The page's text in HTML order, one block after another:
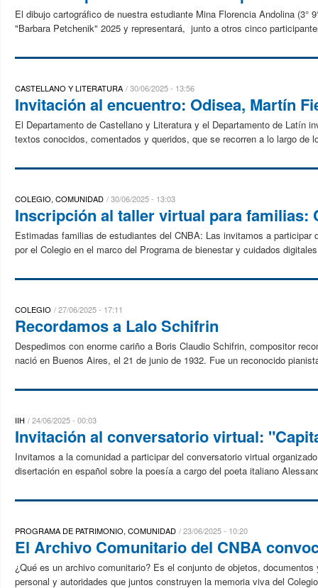
El dibujo cartográfico de nuestra estudiante Mina Florencia Andolina
"Barbara Petchenik" 2025 y representará, junto a otros cinco
CASTELLANO Y LITERATURA 30/06/2025 - 13:56
Invitación al encuentro: Odisea, Martín
El Departamento de Castellano y Literatura y el Departamento de Latín
textos conocidos, comentados y queridos, que se recorren a lo largo de
COLEGIO, COMUNIDAD 30/06/2025 - 13:03
Inscripción al taller virtual para familias:
Estimadas familias de estudiantes del CNBA: Las invitamos a
por el Colegio en el marco del Programa de bienestar y cuidados
COLEGIO 27/06/2025 - 17:11
Recordamos a Lalo Schifrin
Despedimos con enorme cariño a Boris Claudio Schifrin, compositor
nació en Buenos Aires, el 21 de junio de 1932. Fue un reconocido
IIH 24/06/2025 - 00:03
Invitación al conversatorio virtual:
Invitamos a la comunidad a participar del conversatorio virtual
disertación en español sobre la poesía a cargo del poeta italiano
PROGRAMA DE PATRIMONIO, COMUNIDAD 23/06/2025 - 10:20
El Archivo Comunitario del CNBA
¿Qué es un archivo comunitario? Es el conjunto de objetos,
personal y autoridades que juntos construyen la memoria viva del